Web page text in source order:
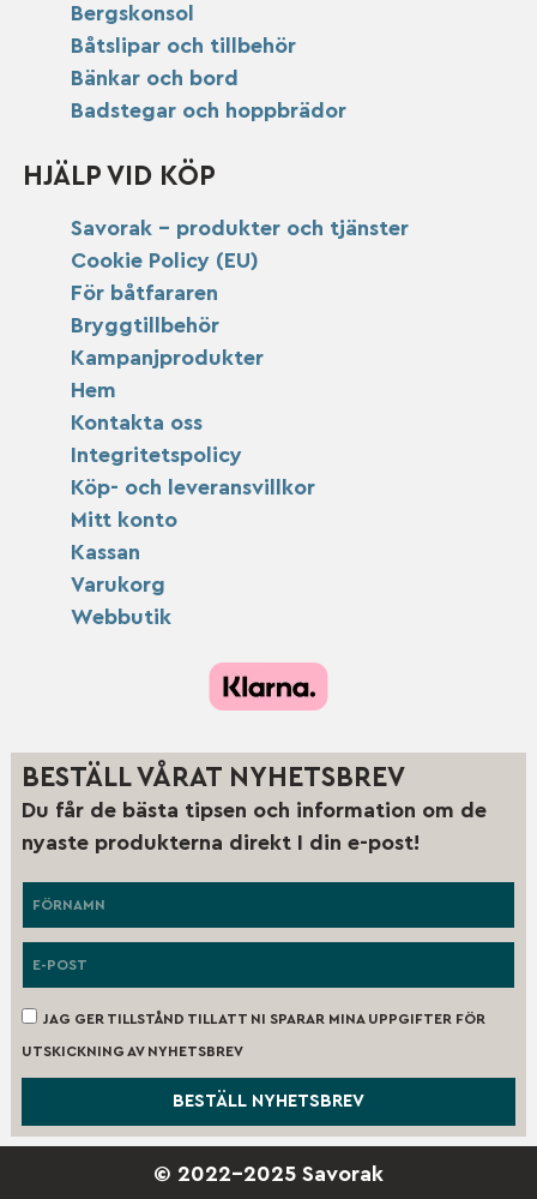
Bergskonsol
Båtslipar och tillbehör
Bänkar och bord
Badstegar och hoppbrädor
HJÄLP VID KÖP
Savorak – produkter och tjänster
Cookie Policy (EU)
För båtfararen
Bryggtillbehör
Kampanjprodukter
Hem
Kontakta oss
Integritetspolicy
Köp- och leveransvillkor
Mitt konto
Kassan
Varukorg
Webbutik
BESTÄLL VÅRAT NYHETSBREV
Du får de bästa tipsen och information om de
nyaste produkterna direkt I din e-post!
JAG GER TILLSTÅND TILL ATT NI SPARAR MINA UPPGIFTER FÖR
UTSKICKNING AV NYHETSBREV
BESTÄLL NYHETSBREV
© 2022-2025 Savorak